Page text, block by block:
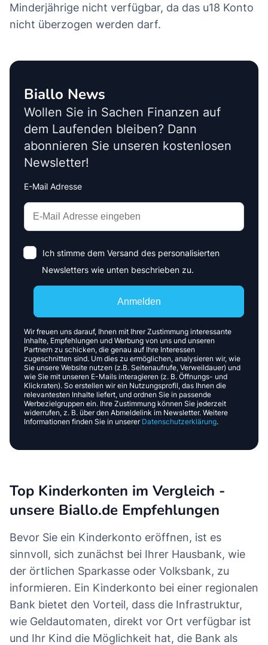
Minderjährige nicht verfügbar, da das u18 Konto
nicht überzogen werden darf.
Biallo News
Wollen Sie in Sachen Finanzen auf
dem Laufenden bleiben? Dann
abonnieren Sie unseren kostenlosen
Newsletter!
E-Mail Adresse
Interests
Amount
Anmelden
Ich stimme dem Versand des personalisierten
Newsletters wie unten beschrieben zu.
Wir freuen uns darauf, Ihnen mit Ihrer Zustimmung interessante
Inhalte, Empfehlungen und Werbung von uns und unseren
Partnern zu schicken, die genau auf Ihre Interessen
zugeschnitten sind. Um dies zu ermöglichen, analysieren wir, wie
Sie unsere Website nutzen (z.B. Seitenaufrufe, Verweildauer) und
wie Sie mit unseren E-Mails interagieren (z. B. Öffnungs- und
Klickraten). So erstellen wir ein Nutzungsprofil, das Ihnen die
relevantesten Inhalte liefert, und ordnen Sie in passende
Werbezielgruppen ein. Ihre Zustimmung können Sie jederzeit
widerrufen, z. B. über den Abmeldelink im Newsletter. Weitere
Informationen finden Sie in unserer Datenschutzerklärung.
Top Kinderkonten im Vergleich -
unsere Biallo.de Empfehlungen
Bevor Sie ein Kinderkonto eröffnen, ist es
sinnvoll, sich zunächst bei Ihrer Hausbank, wie
der örtlichen Sparkasse oder Volksbank, zu
informieren. Ein Kinderkonto bei einer regionalen
Bank bietet den Vorteil, dass die Infrastruktur,
wie Geldautomaten, direkt vor Ort verfügbar ist
und Ihr Kind die Möglichkeit hat, die Bank als